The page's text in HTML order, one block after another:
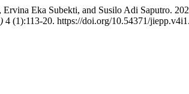
Eka Subekti, and Susilo Adi Saputro.
4 (1):113-20. https://doi.org/10.54371/